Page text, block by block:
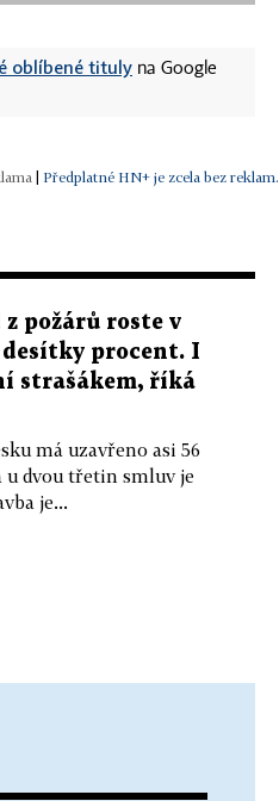
oblíbené tituly na Google
| Předplatné HN+ je zcela bez reklam.
z požárů roste v
procent. I
strašákem, říká
má uzavřeno asi 56
dvou třetin smluv je
je...